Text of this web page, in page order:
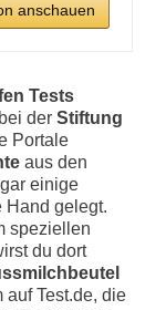
anschauen
Tests
der Stiftung
Portale
aus den
einige
Hand gelegt.
speziellen
du dort
auf Test.de, die